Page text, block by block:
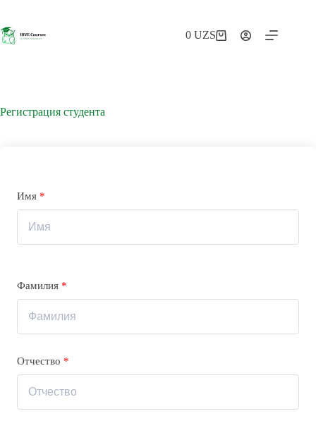
сути
Корзина
0UZS
Регистрация студента
Имя *
Фамилия *
Отчество *